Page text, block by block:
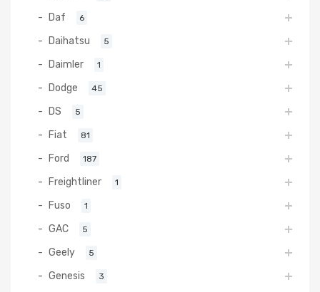
Daf 6
Daihatsu 5
Daimler 1
Dodge 45
DS 5
Fiat 81
Ford 187
Freightliner 1
Fuso 1
GAC 5
Geely 5
Genesis 3